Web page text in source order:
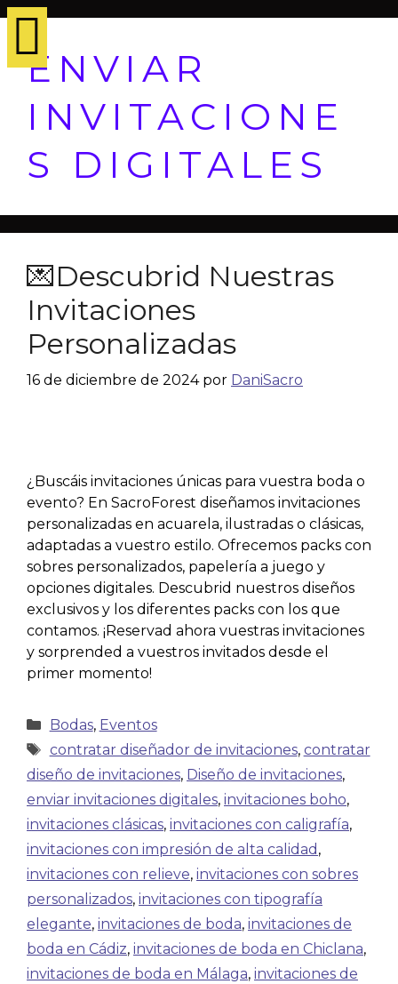
ENVIAR
INVITACIONE
S DIGITALES
💌Descubrid Nuestras
Invitaciones
Personalizadas
16 de diciembre de 2024 por DaniSacro
¿Buscáis invitaciones únicas para vuestra boda o
evento? En SacroForest diseñamos invitaciones
personalizadas en acuarela, ilustradas o clásicas,
adaptadas a vuestro estilo. Ofrecemos packs con
sobres personalizados, papelería a juego y
opciones digitales. Descubrid nuestros diseños
exclusivos y los diferentes packs con los que
contamos. ¡Reservad ahora vuestras invitaciones
y sorprended a vuestros invitados desde el
primer momento!
Bodas, Eventos
contratar diseñador de invitaciones, contratar
diseño de invitaciones, Diseño de invitaciones,
enviar invitaciones digitales, invitaciones boho,
invitaciones clásicas, invitaciones con caligrafía,
invitaciones con impresión de alta calidad ,
invitaciones con relieve, invitaciones con sobres
personalizados, invitaciones con tipografía
elegante, invitaciones de boda, invitaciones de
boda en Cádiz, invitaciones de boda en Chiclana,
invitaciones de boda en Málaga, invitaciones de